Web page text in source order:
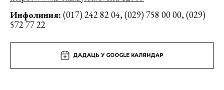
Инфолиния: (017) 242 82 04, (029) 758 00 00, (029)
572 77 22
ДАДАЦЬ У GOOGLE КАЛЯНДАР